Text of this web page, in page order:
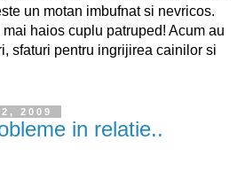
un motan imbufnat si nevricos.
mai haios cuplu patruped! Acum au
sfaturi pentru ingrijirea cainilor si
2009
in relatie..